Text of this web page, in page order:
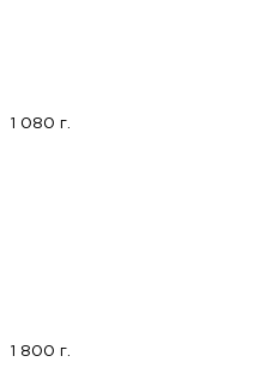
1 080 г.
1 800 г.